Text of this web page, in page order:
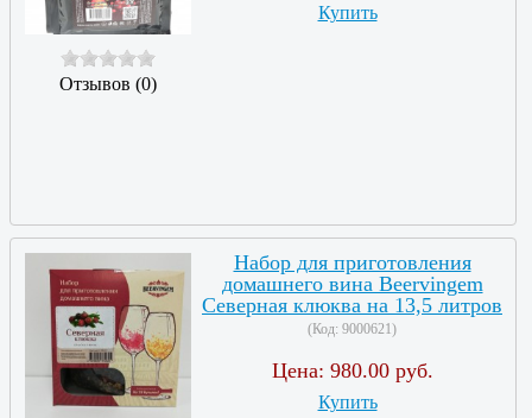
Отзывов (0)
Купить
Набор для приготовления
домашнего вина Beervingem
Северная клюква на 13,5 литров
(Код: 9000621)
Цена: 980.00 руб.
Купить